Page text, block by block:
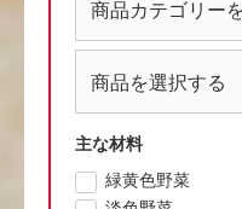
主な材料
緑黄色野菜